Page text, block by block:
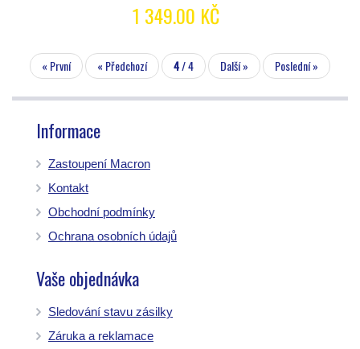
1 349.00 KČ
« První « Předchozí 4/ 4 Další » Poslední »
Informace
Zastoupení Macron
Kontakt
Obchodní podmínky
Ochrana osobních údajů
Vaše objednávka
Sledování stavu zásilky
Záruka a reklamace